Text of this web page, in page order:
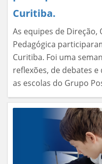
Curitiba.
As equipes de Direção,
Pedagógica
Curitiba. Foi uma
reflexões, de debates
as escolas do Grupo